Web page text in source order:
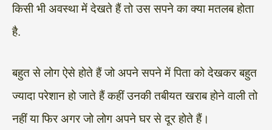
s
A
p
g
m
b
k
t
e
n
L
k
e
किसी भी अवस्था में देखते हैं तो उस सपने का क्या मतलब होता
है.
बहुत से लोग ऐसे होते हैं जो अपने सपने में पिता को देखकर बहुत
ज्यादा परेशान हो जाते हैं कहीं उनकी तबीयत खराब होने वाली तो
नहीं या फिर अगर जो लोग अपने घर से दूर होते हैं।